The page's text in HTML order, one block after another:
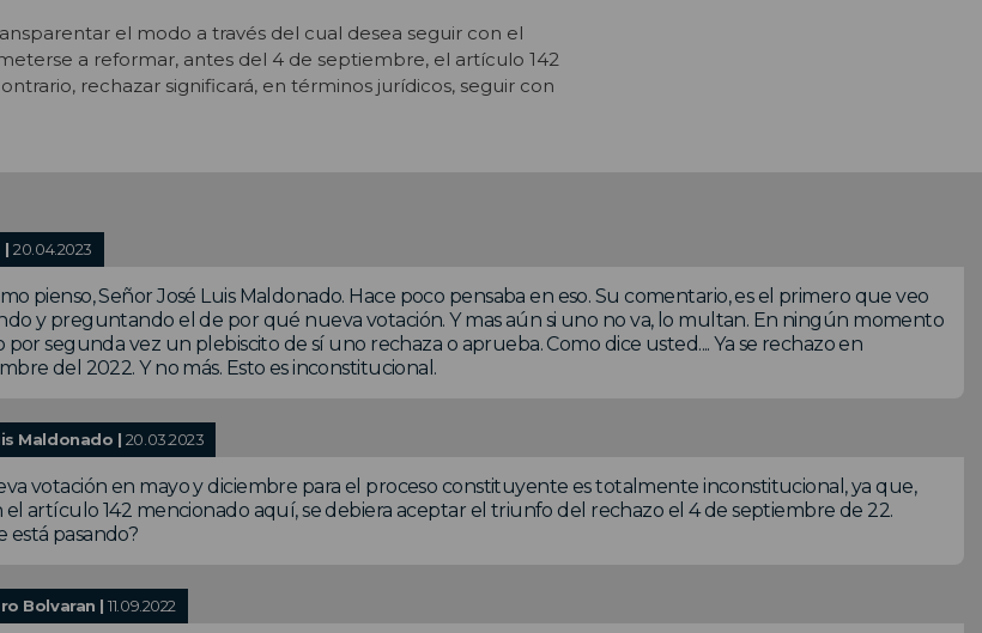
el modo a través del cual desea seguir con el
a reformar, antes del 4 de septiembre, el artículo 142
rechazar significará, en términos jurídicos, seguir con
|20.04.2023
pienso, Señor José Luis Maldonado. Hace poco pensaba en eso. Su comentario, es el primero que veo
y preguntando el de por qué nueva votación. Y mas aún si uno no va, lo multan. En ningún momento
por segunda vez un plebiscito de sí uno rechaza o aprueba. Como dice usted.... Ya se rechazo en
del 2022. Y no más. Esto es inconstitucional.
Maldonado | 20.03.2023
votación en mayo y diciembre para el proceso constituyente es totalmente inconstitucional, ya que,
el artículo 142 mencionado aquí, se debiera aceptar el triunfo del rechazo el 4 de septiembre de 22.
está pasando?
Bolvaran |11.09.2022